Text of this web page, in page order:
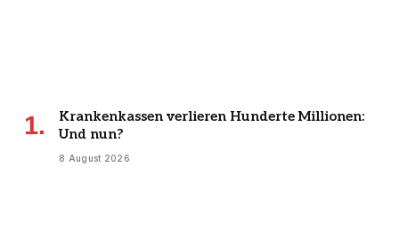
Krankenkassen verlieren Hunderte Millionen:
Und nun?
8 August 2026